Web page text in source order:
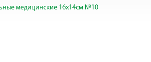
медицинские 16х14см №10